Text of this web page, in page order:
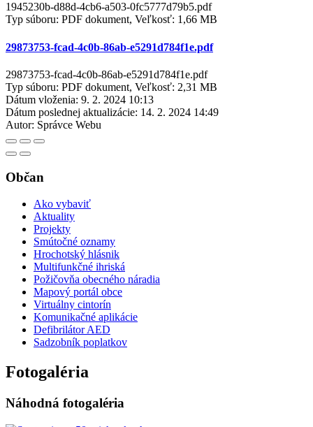
1945230b-d88d-4cb6-a503-0fc5777d79b5.pdf
Typ súboru: PDF dokument, Veľkosť: 1,66 MB
29873753-fcad-4c0b-86ab-e5291d784f1e.pdf
29873753-fcad-4c0b-86ab-e5291d784f1e.pdf
Typ súboru: PDF dokument, Veľkosť: 2,31 MB
Dátum vloženia: 9. 2. 2024 10:13
Dátum poslednej aktualizácie: 14. 2. 2024 14:49
Autor: Správce Webu
Občan
Ako vybaviť
Aktuality
Projekty
Smútočné oznamy
Hrochotský hlásnik
Multifunkčné ihriská
Požičovňa obecného náradia
Mapový portál obce
Virtuálny cintorín
Komunikačné aplikácie
Defibrilátor AED
Sadzobník poplatkov
Fotogaléria
Náhodná fotogaléria